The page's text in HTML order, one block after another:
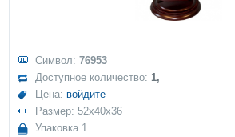
Символ:76953
Доступное количество:1,
Цена: войдите
Размер: 52x40x36
Упаковка 1